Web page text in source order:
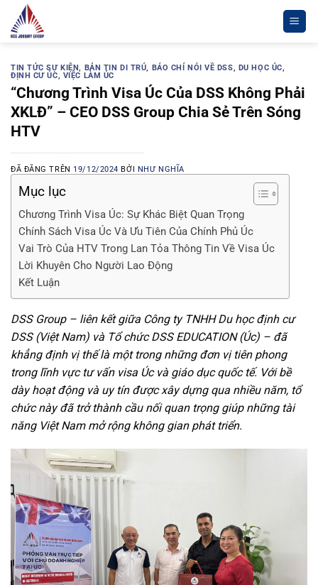
Chuyển
đến
dungTIN TỨC SỰ KIỆN, BẢN TIN DI TRÚ, BÁO CHÍ NÓI VỀ DSS, DU HỌC ÚC,
ĐỊNH CƯ ÚC, VIỆC LÀM ÚC
“Chương Trình Visa Úc Của DSS Không Phải
XKLĐ” – CEO DSS Group Chia Sẻ Trên Sóng
HTV
ĐÃ ĐĂNG TRÊN 19/12/2024 BỞI NHƯ NGHĨA
Mục lục
Chương Trình Visa Úc: Sự Khác Biệt Quan Trọng
Chính Sách Visa Úc Và Ưu Tiên Của Chính Phủ Úc
Vai Trò Của HTV Trong Lan Tỏa Thông Tin Về Visa Úc
Lời Khuyên Cho Người Lao Động
Kết Luận
DSS Group – liên kết giữa Công ty TNHH Du học định cư
DSS (Việt Nam) và Tổ chức DSS EDUCATION (Úc) – đã
khẳng định vị thế là một trong những đơn vị tiên phong
trong lĩnh vực tư vấn visa Úc và giáo dục quốc tế. Với bề
dày hoạt động và uy tín được xây dựng qua nhiều năm, tổ
chức này đã trở thành cầu nối quan trọng giúp những tài
năng Việt Nam mở rộng không gian phát triển.